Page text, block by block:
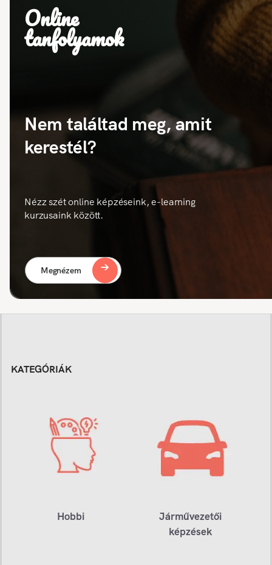
Online
tanfolyamok
Nem találtad meg, amit
kerestél?
Nézz szét online képzéseink, e-learning
kurzusaink között.
Megnézem
KATEGÓRIÁK
Hobbi
Járművezetői
képzések